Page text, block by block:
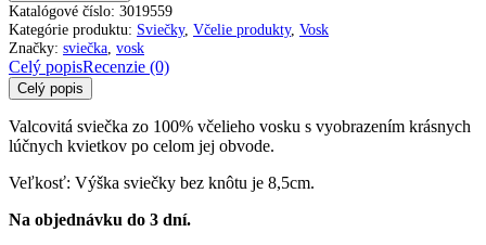
Katalógové číslo: 3019559
Kategórie produktu: Sviečky, Včelie produkty, Vosk
Značky: sviečka vosk
Celý popisRecenzie (0)
Celý popis
Valcovitá sviečka zo 100% včelieho vosku s vyobrazením krásnych
lúčnych kvietkov po celom jej obvode.
Veľkosť: Výška sviečky bez knôtu je 8,5cm.
Na objednávku do 3 dní.